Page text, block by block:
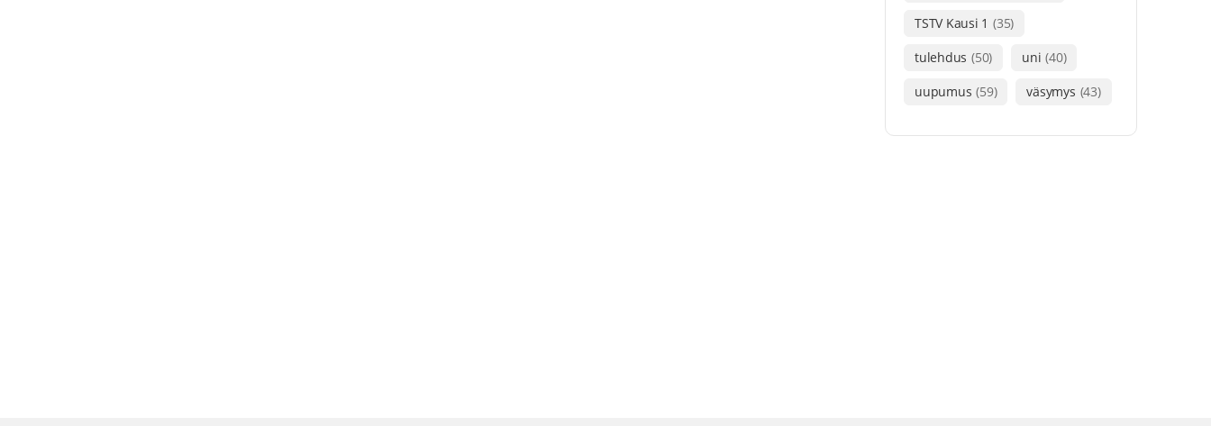
TSTV Kausi 1 (35)
tulehdus (50) uni (40)
uupumus (59) väsymys (43)